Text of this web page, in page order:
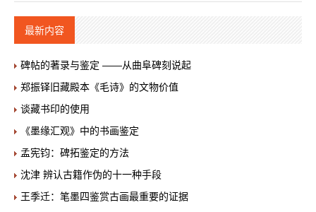
最新内容
碑帖的著录与鉴定 ——从曲阜碑刻说起
郑振铎旧藏殿本《毛诗》的文物价值
谈藏书印的使用
《墨缘汇观》中的书画鉴定
孟宪钧：碑拓鉴定的方法
沈津 辨认古籍作伪的十一种手段
王季迁：笔墨四鉴赏古画最重要的证据